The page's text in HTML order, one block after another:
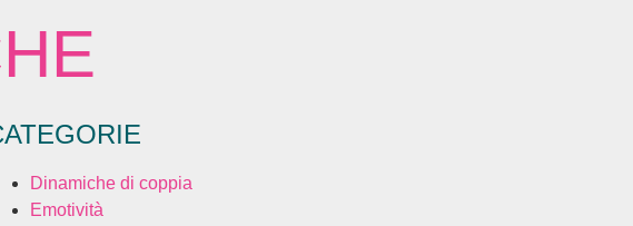
Dinamiche di coppia
Emotività